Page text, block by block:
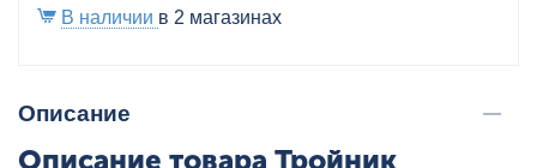
В наличии в 2 магазинах
Описание
Описание товара Тройник